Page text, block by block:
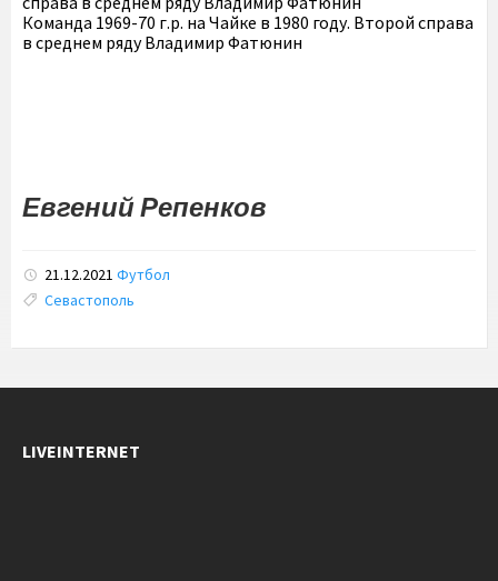
Команда 1969-70 г.р. на Чайке в 1980 году. Второй справа
в среднем ряду Владимир Фатюнин
Евгений Репенков
21.12.2021 Футбол
Tags:
Севастополь
LIVEINTERNET